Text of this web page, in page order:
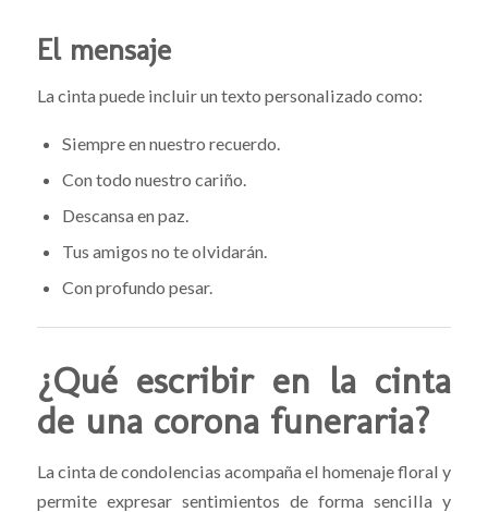
El mensaje
La cinta puede incluir un texto personalizado como:
Siempre en nuestro recuerdo.
Con todo nuestro cariño.
Descansa en paz.
Tus amigos no te olvidarán.
Con profundo pesar.
¿Qué escribir en la cinta
de una corona funeraria?
La cinta de condolencias acompaña el homenaje floral y
permite expresar sentimientos de forma sencilla y